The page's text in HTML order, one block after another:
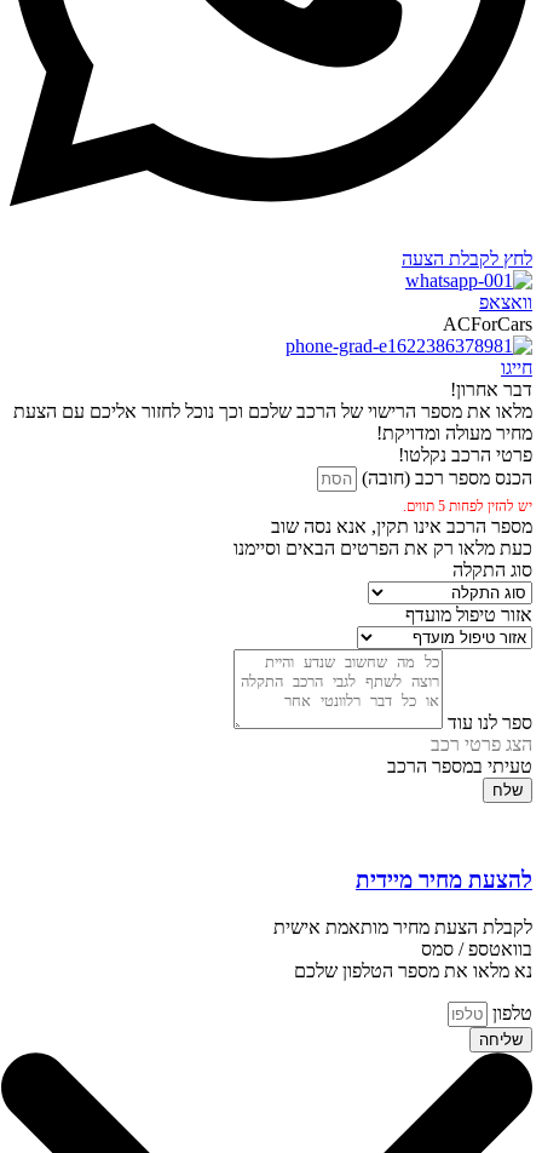
לחץ לקבלת הצעה
וואצאפ
ACForCars
חייגו
דבר אחרון!
מלאו את מספר הרישוי של הרכב שלכם וכך נוכל לחזור אליכם עם הצעת
מחיר מעולה ומדויקת!
פרטי הרכב נקלטו!
הכנס מספר רכב (חובה)
יש להזין לפחות 5 תווים.
מספר הרכב אינו תקין, אנא נסה שוב
כעת מלאו רק את הפרטים הבאים וסיימנו
סוג התקלה
אזור טיפול מועדף
ספר לנו עוד
הצג פרטי רכב
טעיתי במספר הרכב
שלח
להצעת מחיר מיידית
לקבלת הצעת מחיר מותאמת אישית
בוואטספ / סמס
נא מלאו את מספר הטלפון שלכם
טלפון
שליחה